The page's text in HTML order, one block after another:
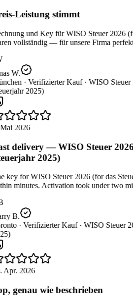
Leistung stimmt
und Key für WISO Steuer 2026
vollständig — für unsere Firma
W.
· Verifizierter Kauf · WISO Steuer
2025)
2026
delivery — WISO Steuer
2025)
key for WISO Steuer 2026 (for das
minutes. Activation took under two
B.
· Verifizierter Kauf · WISO Steuer
Apr. 2026
genau wie beschrieben